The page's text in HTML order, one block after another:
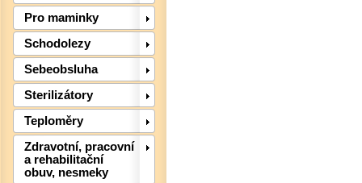
Pro maminky
Schodolezy
Sebeobsluha
Sterilizátory
Teploměry
Zdravotní, pracovní
a rehabilitační
obuv, nesmeky